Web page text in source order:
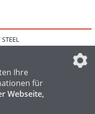
IMPRESSUM
Ihre
für
Webseite,